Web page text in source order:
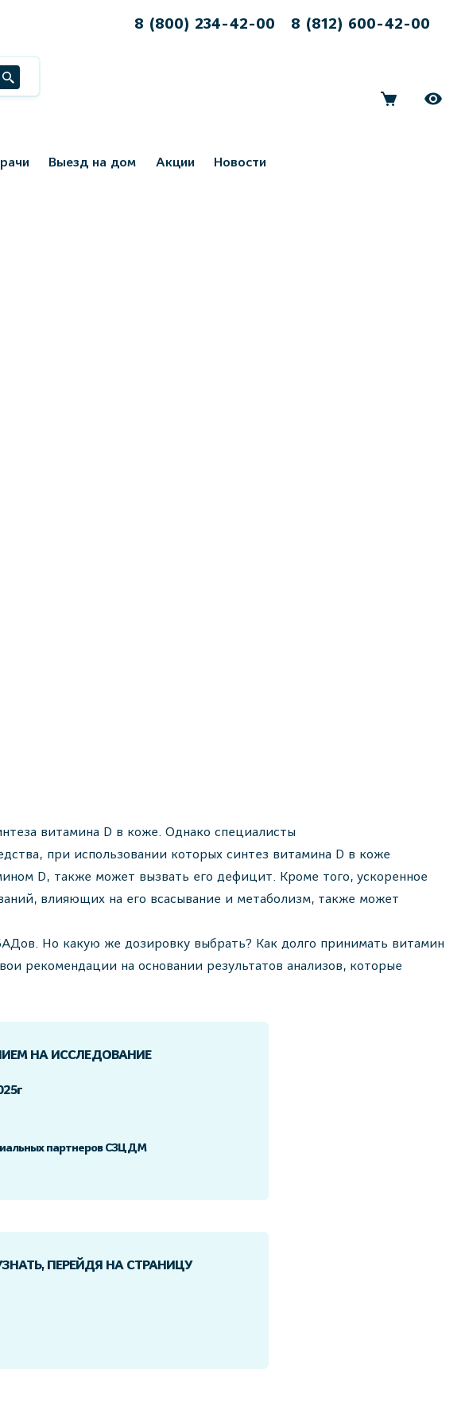
8 (800) 234-42-00 8 (812) 600-42-00
Выезд на дом Акции Новости
витамина D в коже. Однако специалисты
при использовании которых синтез витамина D в коже
D, также может вызвать его дефицит. Кроме того, ускоренное
влияющих на его всасывание и метаболизм, также может
Но какую же дозировку выбрать? Как долго принимать витамин
рекомендации на основании результатов анализов, которые
НА ИССЛЕДОВАНИЕ
партнеров СЗЦДМ
ПЕРЕЙДЯ НА СТРАНИЦУ